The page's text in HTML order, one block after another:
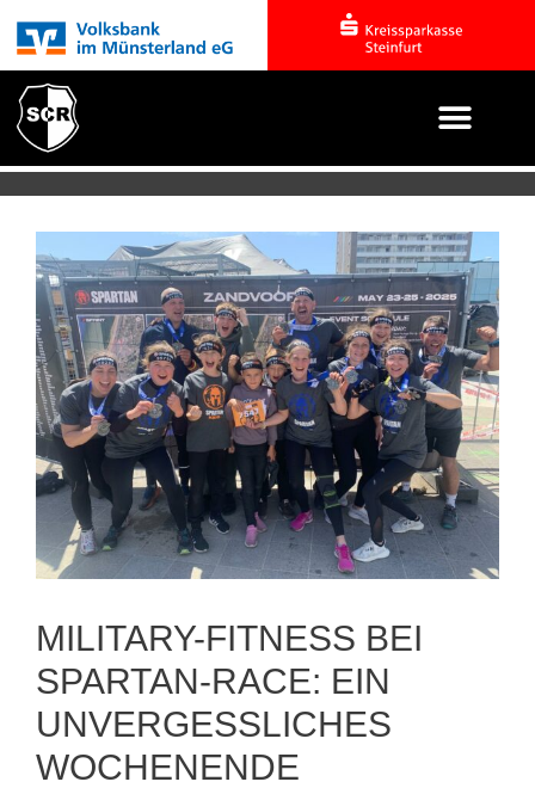
MILITARY-FITNESS BEI
SPARTAN-RACE: EIN
UNVERGESSLICHES
WOCHENENDE